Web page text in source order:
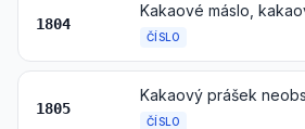
1804
ČÍSLO
1805
ČÍSLO